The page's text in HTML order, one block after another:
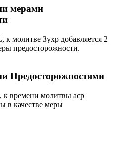
мерами
к молитве Зухр добавляется 2
предосторожности.
Предосторожностями
времени молитвы аср
в качестве меры